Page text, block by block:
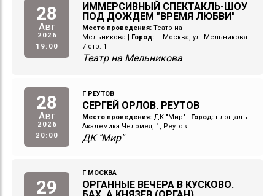
28
Авг
2026
19:00
ИММЕРСИВНЫЙ СПЕКТАКЛЬ-ШОУ
ПОД ДОЖДЕМ "ВРЕМЯ ЛЮБВИ"
Место проведения: Театр на
Мельникова
Город: г. Москва, ул. Мельникова
7 стр. 1
Театр на Мельникова
28
Авг
2026
20:00
Г РЕУТОВ
СЕРГЕЙ ОРЛОВ. РЕУТОВ
Место проведения: ДК "Мир" | Город: площадь
Академика Челомея, 1, Реутов
ДК "Мир"
29
Г МОСКВА
ОРГАННЫЕ ВЕЧЕРА В КУСКОВО.